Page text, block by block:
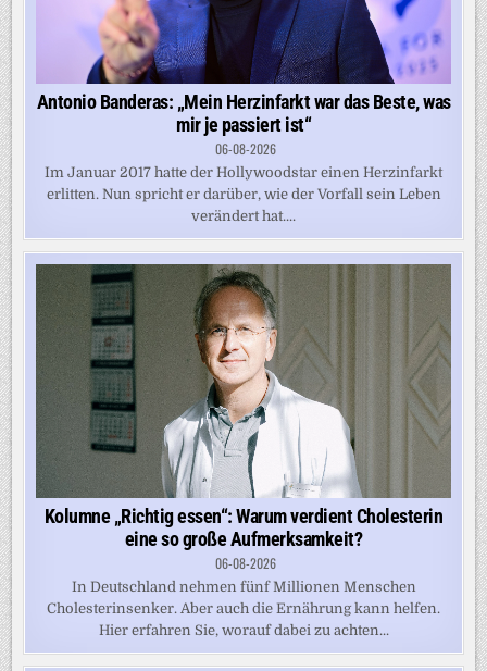
Antonio Banderas: „Mein Herzinfarkt war das Beste, was
mir je passiert ist“
06-08-2026
Im Januar 2017 hatte der Hollywoodstar einen Herzinfarkt
erlitten. Nun spricht er darüber, wie der Vorfall sein Leben
verändert hat....
Kolumne „Richtig essen“: Warum verdient Cholesterin
eine so große Aufmerksamkeit?
06-08-2026
In Deutschland nehmen fünf Millionen Menschen
Cholesterinsenker. Aber auch die Ernährung kann helfen.
Hier erfahren Sie, worauf dabei zu achten...